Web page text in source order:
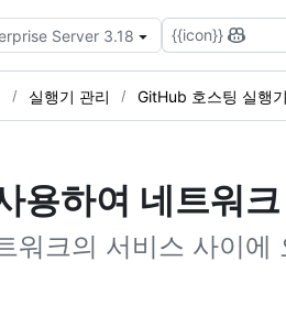
Server 3.18 {{icon}}
실행기 관리 GitHub 호스팅 실행기
용하여 네트워
워크의 서비스 사이에